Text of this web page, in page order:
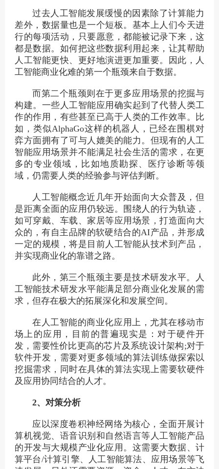
过去人工智能发展缓慢的因素除了计算能力
差外，数据量也是一个短板。基本上人们今天进
行的每项活动，只要愿意，都能被记录下来，这
都是数据。如何把这些数据利用起来，让其帮助
人工智能更快、更好地演进更加重要。因此，人
工智能商业化难的第一个瓶颈来自于数据。
而第二个瓶颈则在于更多应用场景的挖掘与
构建。一些人工智能应用确实起到了代替人类工
作的作用，有些甚至已高于人类的工作效率。比
如，类似AlphaGo这样的机器人，已经在围棋对
弈方面拥有了可与人媲美的能力。但现有的人工
智能应用场景并不能满足社会生活的需求，在更
多的专业领域，比如地质勘探、医疗诊断等领
域，仍需要人类的经验参与评估判断。
人工智能概念近几年开始面向大众普及，但
是距离全面的应用仍较远。围绕人的行为轨迹，
如可穿戴、车载、家居等应用场景，打造面向大
众的，有自主品牌的软硬结合的AI产品，并形成
一定的规模，将是目前人工智能从技术到产品，
并实现商业化的靠谱之路。
此外，第三个瓶颈主要是技术研发水平。人
工智能技术研发水平能满足部分商业化发展的需
求，但存在极大的拓展深化和发展空间。
在人工智能的商业化应用上，尤其在移动市
场上的应用，目前的普遍现实是：对于硬件开
发，需要性价比更高的芯片及系统设计架构;对于
软件开发，需要对更多领域的算法训练做探索以
挖掘需求，同时在具体的算法实现上需要软硬件
及应用协同结合的人才。
2、对策分析
应以深度卷积神经网络为核心，全面开展计
算机视觉、语音识别和自然语言等人工智能产品
的开发与大规模产业化应用。这需要大数据、计
算平台/计算引擎、人工智能算法、应用场景等飞